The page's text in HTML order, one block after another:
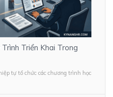
Triển Khai Trong
tự tổ chức các chương trình học